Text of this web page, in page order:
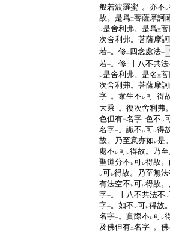
般若波羅蜜一。亦不 レ
故。是爲三菩薩摩訶
レ是舍利弗。是爲三
次舍利弗。菩薩摩
若一。修二 四念處法一
若一。修二十八不共法
レ是舍利弗。是名 三
次舍利弗。菩薩摩
字一。衆生不 レ可一得
大乘一。復次舍利弗
色但有二名字一色不 レ
名字一。識不 レ可レ得
故。乃至意亦如 レ是
處不 レ可レ得故。乃
聖道分不 レ可レ得故
レ可レ得故。乃至無
有法空不 レ可レ得故
字一。十八不共法不 レ
字一。如不 レ可レ得故
名字一。實際不 レ可レ
及佛但有二名字一。